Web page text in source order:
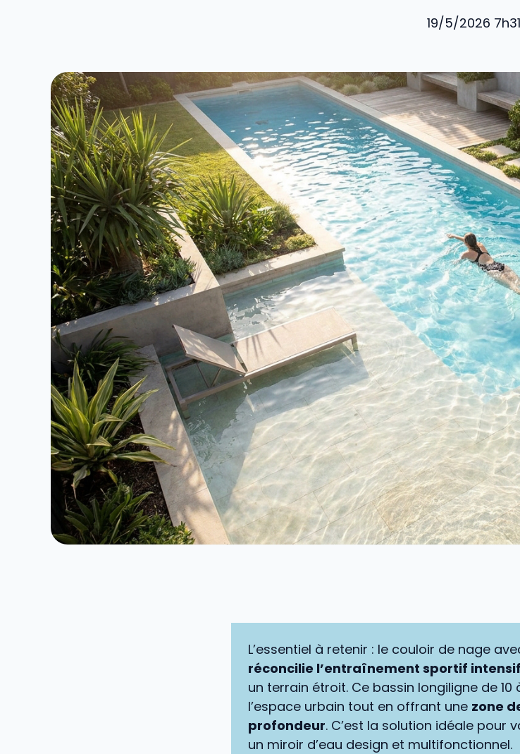
19/5/2026 7h31
L’essentiel à retenir : le couloir de nage
réconcilie l’entraînement sportif
un terrain étroit. Ce bassin longiligne de 10
l’espace urbain tout en offrant une zone
profondeur. C’est la solution idéale pour
un miroir d’eau design et multifonctionnel.